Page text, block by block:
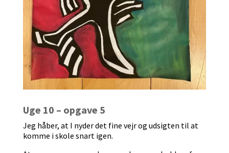
Uge 10 – opgave 5
Jeg håber, at I nyder det fine vejr og udsigten til at
komme i skole snart igen.